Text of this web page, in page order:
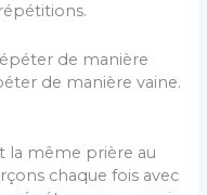
de manière
de manière vaine.
la même prière au
chaque fois avec